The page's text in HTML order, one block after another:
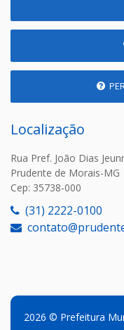
Localização
Rua Pref. João Dias
Prudente de Morais-MG
Cep: 35738-000
(31) 2222-0100
2026 © Prefeitura